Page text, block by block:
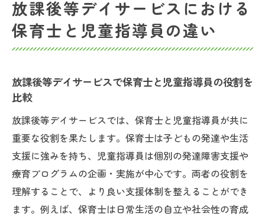
放課後等デイサービスにおける
保育士と児童指導員の違い
放課後等デイサービスで保育士と児童指導員の役割を
比較
放課後等デイサービスでは、保育士と児童指導員が共に
重要な役割を果たします。保育士は子どもの発達や生活
支援に強みを持ち、児童指導員は個別の発達障害支援や
療育プログラムの企画・実施が中心です。両者の役割を
理解することで、より良い支援体制を整えることができ
ます。例えば、保育士は日常生活の自立や社会性の育成